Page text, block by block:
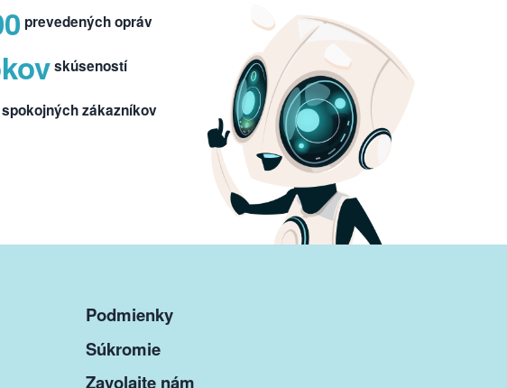
prevedených opráv
skúseností
spokojných zákazníkov
Podmienky
Súkromie
Zavolajte nám